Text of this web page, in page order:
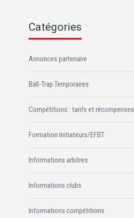
Catégories
Annonces partenaire
Ball-Trap Temporaires
Compétitions : tarifs et récompenses
Formation Initiateurs/EFBT
Informations arbitres
Informations clubs
Informations compétitions